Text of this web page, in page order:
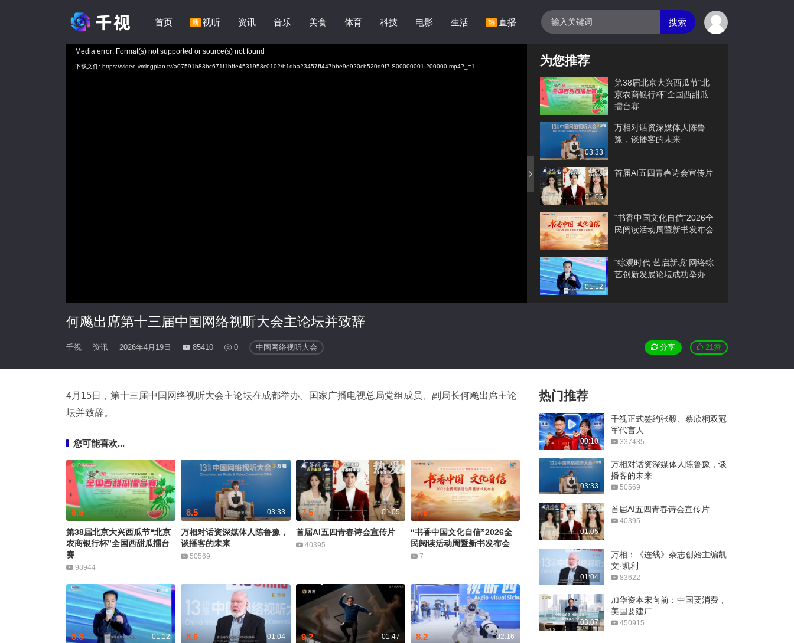
首页 新 视听 资讯 音乐 美食 体育 科技 电影 生活 热 直播 搜索
Media error: Format(s) not supported or source(s) not found
下载文件: https://video.vmingpian.tv/a07591b83bc671f1bffe4531958c0102/b1dba23457ff447bbe9e920cb520d9f7-S00000001-200000.mp4?_=1
何飚出席第十三届中国网络视听大会主论坛并致辞
千视 资讯 2026年4月19日 85410 0 分享 21赞
中国网络视听大会
为您推荐
第38届北京大兴西瓜节“北
京农商银行杯”全国西甜瓜
擂台赛
03:33
万相对话资深媒体人陈鲁
豫，谈播客的未来
01:05
首届AI五四青春诗会宣传片
“书香中国文化自信”2026全
民阅读活动周暨新书发布会
01:12
“综观时代 艺启新境”网络综
艺创新发展论坛成功举办
第十三届中国网络视听大会
02:16
00:25
万相：2026微博文化之夜
UNI BOX（优盒）联合策展
04:15
安达地，来永安，探寻一座
寻味丹霞，膳养千年！首届
4月15日，第十三届中国网络视听大会主论坛在成都举办。国家广播电视总局党组成员、副局长何飚出席主论
坛并致辞。
您可能喜欢...
8.5
第38届北京大兴西瓜节“北京
农商银行杯”全国西甜瓜擂台
赛
98944
03:33
8.5
万相对话资深媒体人陈鲁豫，
谈播客的未来
50569
01:05
7.5
首届AI五四青春诗会宣传片
40395
7.5
“书香中国文化自信”2026全
民阅读活动周暨新书发布会
7
01:12
8.6 01:04
8.6 01:47
9.2 02:16
8.2
热门推荐
00:10
千视正式签约张毅、蔡欣桐双冠
军代言人
337435
03:33
万相对话资深媒体人陈鲁豫，谈
播客的未来
50569
01:05
首届AI五四青春诗会宣传片
40395
01:04
万相：《连线》杂志创始主编凯
文·凯利
83622
03:07
加华资本宋向前：中国要消费，
美国要建厂
450915